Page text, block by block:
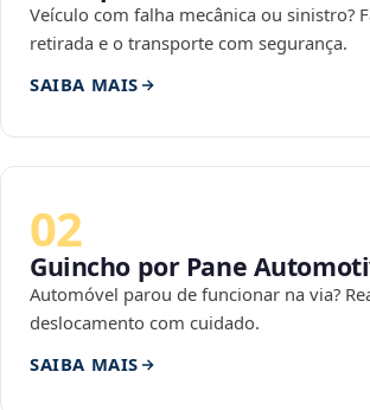
Veículo com falha mecânica ou sinistro?
retirada e o transporte com segurança.
SAIBA MAIS
02
Guincho por Pane
Automóvel parou de funcionar na via?
deslocamento com cuidado.
SAIBA MAIS